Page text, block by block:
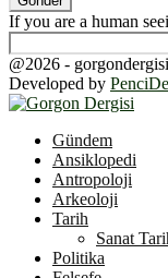
If you are a human
@2026 -
Developed by
Gündem
Ansiklopedi
Antropoloji
Arkeoloji
Tarih
Sanat
Politika